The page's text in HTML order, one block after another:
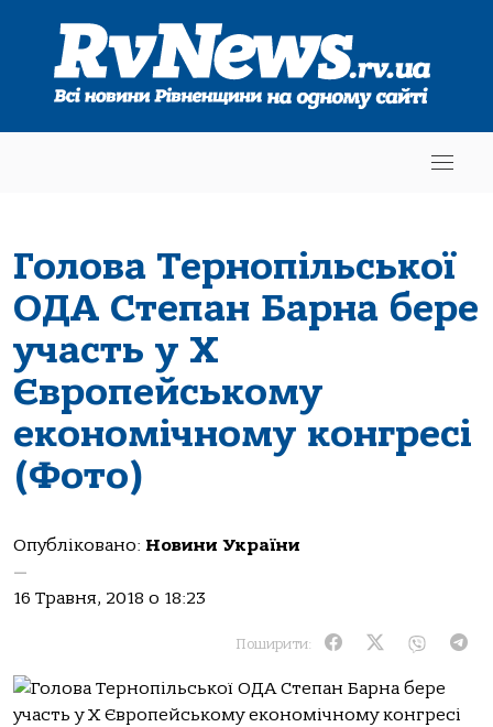
Голова Тернопільської
ОДА Степан Барна бере
участь у Х
Європейському
економічному конгресі
(Фото)
Опубліковано: Новини України
—
16 Травня, 2018 о 18:23
Поширити: